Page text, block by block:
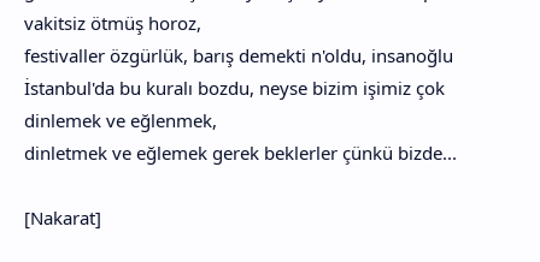
vakitsiz ötmüş horoz,
festivaller özgürlük, barış demekti n'oldu, insanoğlu
İstanbul'da bu kuralı bozdu, neyse bizim işimiz çok
dinlemek ve eğlenmek,
dinletmek ve eğlemek gerek beklerler çünkü bizde...
[Nakarat]